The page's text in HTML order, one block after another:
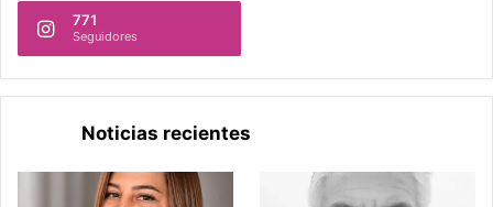
771
Seguidores
Noticias recientes